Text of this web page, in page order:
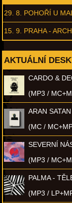
29. 8. POHOŘÍ U
15. 9. PRAHA -
AKTUÁLNÍ
CARDO &
(MP3 /
ARAN
(MC /
SEVERNÍ
(MP3 /
PALMA -
(MP3 /